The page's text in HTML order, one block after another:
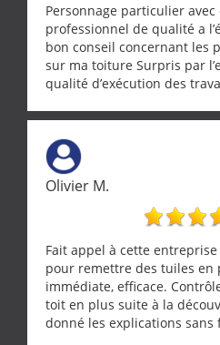
Personnage particulier avec
professionnel de qualité a
bon conseil concernant les
sur ma toiture Surpris par
qualité d’exécution des
Olivier M.
Fait appel à cette
pour remettre des tuiles en
immédiate, efficace.
toit en plus suite à la
donné les explications